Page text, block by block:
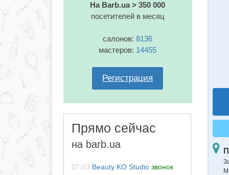
На Barb.ua > 350 000
посетителей в месяц
салонов:8136
мастеров: 14455
Регистрация
Прямо сейчас
на barb.ua
07:03 Beauty KO Studio звонок